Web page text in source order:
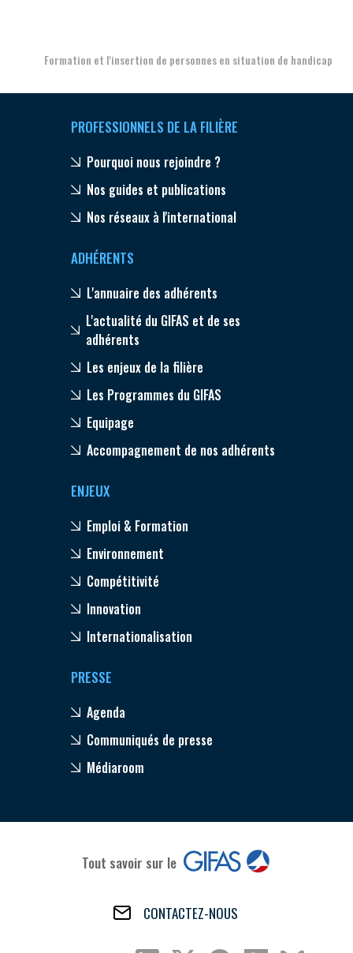
Formation et l'insertion de personnes en situation de handicap
PROFESSIONNELS DE LA FILIÈRE
Pourquoi nous rejoindre ?
Nos guides et publications
Nos réseaux à l'international
ADHÉRENTS
L'annuaire des adhérents
L'actualité du GIFAS et de ses
adhérents
Les enjeux de la filière
Les Programmes du GIFAS
Equipage
Accompagnement de nos adhérents
ENJEUX
Emploi & Formation
Environnement
Compétitivité
Innovation
Internationalisation
PRESSE
Agenda
Communiqués de presse
Médiaroom
Tout savoir sur le
CONTACTEZ-NOUS